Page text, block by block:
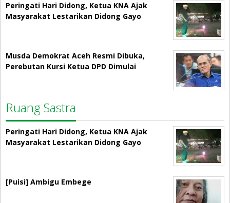
Peringati Hari Didong, Ketua KNA Ajak
Masyarakat Lestarikan Didong Gayo
Musda Demokrat Aceh Resmi Dibuka,
Perebutan Kursi Ketua DPD Dimulai
Ruang Sastra
Peringati Hari Didong, Ketua KNA Ajak
Masyarakat Lestarikan Didong Gayo
[Puisi] Ambigu Embege